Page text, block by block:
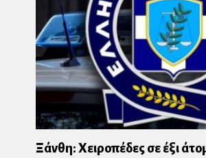
Ξάνθη: Χειροπέδες σε έξι